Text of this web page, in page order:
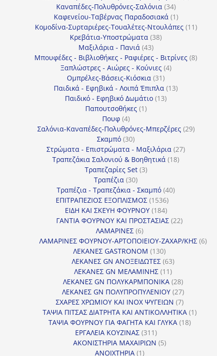
Καναπέδες-Πολυθρόνες-Σαλόνια 3434
προϊόντα
Καφενείου-Ταβέρνας Παραδοσιακά 11
προϊόν
Κομοδίνα-Συρταριέρες-Τουαλέτες-Ντουλάπες 1111
Κρεβάτια-Υποστρώματα 3838
Μαξιλάρια - Πανιά 4343
προϊόντα
Μπουφέδες - Βιβλιοθήκες - Ραφιέρες - Βιτρίνες 88
Ξαπλώστρες - Αιώρες - Κούνιες 44
Ομπρέλες-Βάσεις-Κιόσκια 3131
προϊόντα
Παιδικά - Εφηβικά - Λοιπά Έπιπλα 1313
Παιδικό - Εφηβικό Δωμάτιο 1313
Παπουτσοθήκες 11
Πουφ 44
προϊόντα
Σαλόνια-Καναπέδες-Πολυθρόνες-Μπερζέρες 2929
Σκαμπό 3030
προϊόντα
Στρώματα - Επιστρώματα - Μαξιλάρια 2727
Τραπεζάκια Σαλονιού & Βοηθητικά 1818
Τραπεζαρίες Set 33
Τραπέζια 3030
προϊόντα
Τραπέζια - Τραπεζάκια - Σκαμπό 4040
ΕΠΙΤΡΑΠΕΖΙΟΣ ΕΞΟΠΛΙΣΜΟΣ 15361536
προϊόντα
ΕΙΔΗ ΚΑΙ ΣΚΕΥΗ ΦΟΥΡΝΟΥ 184184
προϊόντα
ΓΑΝΤΙΑ ΦΟΥΡΝΟΥ ΚΑΙ ΠΡΟΣΤΑΣΙΑΣ 2222
ΛΑΜΑΡΙΝΕΣ 66
προϊόντα
ΛΑΜΑΡΙΝΕΣ ΦΟΥΡΝΟΥ-ΑΡΤΟΠΟΙΕΙΟΥ-ΖΑΧΑΡ/ΚΗΣ 66
ΛΕΚΑΝΕΣ GASTRONOM 130130
προϊόντα
ΛΕΚΑΝΕΣ GN ΑΝΟΞΕΙΔΩΤΕΣ 6363
ΛΕΚΑΝΕΣ GN ΜΕΛΑΜΙΝΗΣ 1111
προϊόντα
ΛΕΚΑΝΕΣ GN ΠΟΛΥΚΑΡΜΠΟΝΙΚΑ 2828
προϊόντα
ΛΕΚΑΝΕΣ GN ΠΟΛΥΠΡΟΠΥΛΕΝΙΟΥ 2727
προϊόντα
ΣΧΑΡΕΣ ΧΡΩΜΙΟΥ ΚΑΙ INOX ΨΥΓΕΙΩΝ 77
προϊόντα
ΤΑΨΙΑ ΠΙΤΣΑΣ ΔΙΑΤΡΗΤΑ ΚΑΙ ΑΝΤΙΚΟΛΛΗΤΙΚΑ 11
ΤΑΨΙΑ ΦΟΥΡΝΟΥ ΓΙΑ ΦΑΓΗΤΑ ΚΑΙ ΓΛΥΚΑ 1818
ΕΡΓΑΛΕΙΑ ΚΟΥΖΙΝΑΣ 311311
προϊόντα
ΑΚΟΝΙΣΤΗΡΙΑ ΜΑΧΑΙΡΙΩΝ 55
ΑΝΟΙΧΤΗΡΙΑ 11